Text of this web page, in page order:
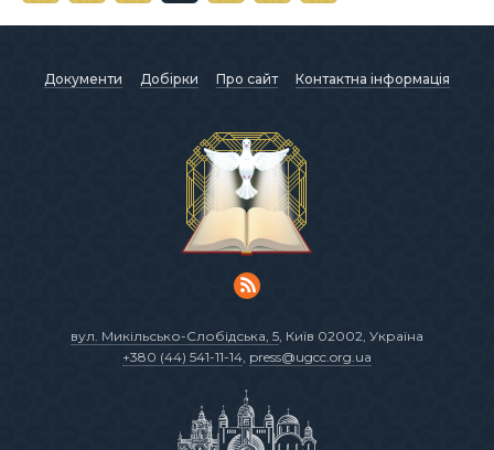
Документи Добірки Про сайт Контактна інформація
вул. Микільсько-Слобідська, 5 , Київ 02002, Україна
+380 (44) 541-11-14 press@ugcc.org.ua